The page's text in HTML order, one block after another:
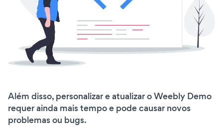
Além disso, personalizar e atualizar o Weebly Demo
requer ainda mais tempo e pode causar novos
problemas ou bugs.